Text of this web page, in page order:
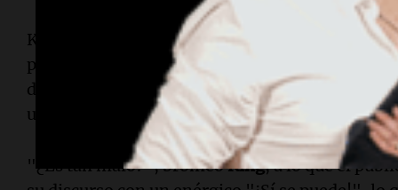
King se comprometió a seguir luchando por la
podemos entender la inclusión a menos que
durante su discurso, que fue interrumpido
un bebé en la audiencia, lo que provocó risas
"¿Es tan malo?", bromeóKing, a lo que el